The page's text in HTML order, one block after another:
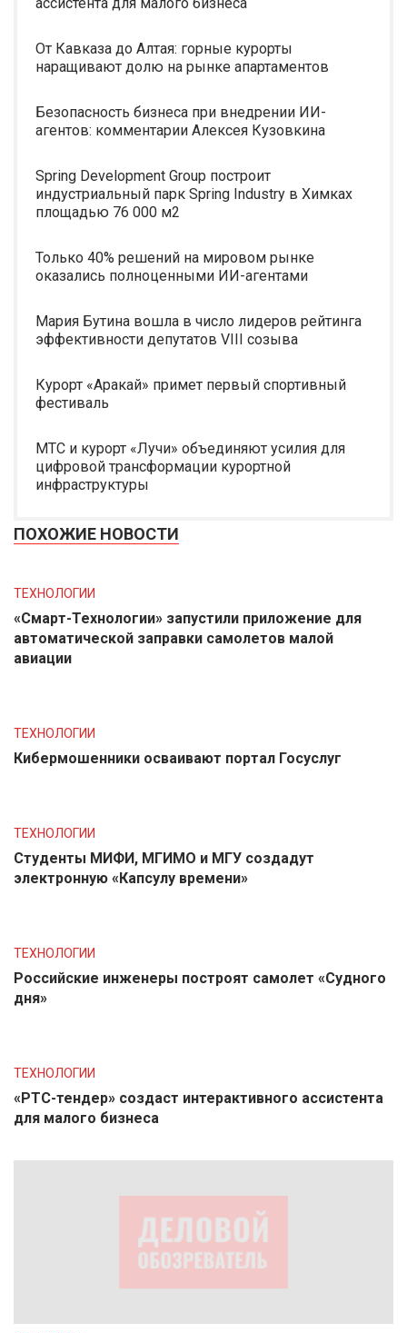
От Кавказа до Алтая: горные курорты
наращивают долю на рынке апартаментов
Безопасность бизнеса при внедрении ИИ-
агентов: комментарии Алексея Кузовкина
Spring Development Group построит
индустриальный парк Spring Industry в Химках
площадью 76 000 м2
Только 40% решений на мировом рынке
оказались полноценными ИИ-агентами
Мария Бутина вошла в число лидеров рейтинга
эффективности депутатов VIII созыва
Курорт «Аракай» примет первый спортивный
фестиваль
МТС и курорт «Лучи» объединяют усилия для
цифровой трансформации курортной
инфраструктуры
ПОХОЖИЕ НОВОСТИ
ТЕХНОЛОГИИ
«Смарт-Технологии» запустили приложение для
автоматической заправки самолетов малой
авиации
ТЕХНОЛОГИИ
Кибермошенники осваивают портал Госуслуг
ТЕХНОЛОГИИ
Студенты МИФИ, МГИМО и МГУ создадут
электронную «Капсулу времени»
ТЕХНОЛОГИИ
Российские инженеры построят самолет «Судного
дня»
ТЕХНОЛОГИИ
«РТС-тендер» создаст интерактивного ассистента
для малого бизнеса